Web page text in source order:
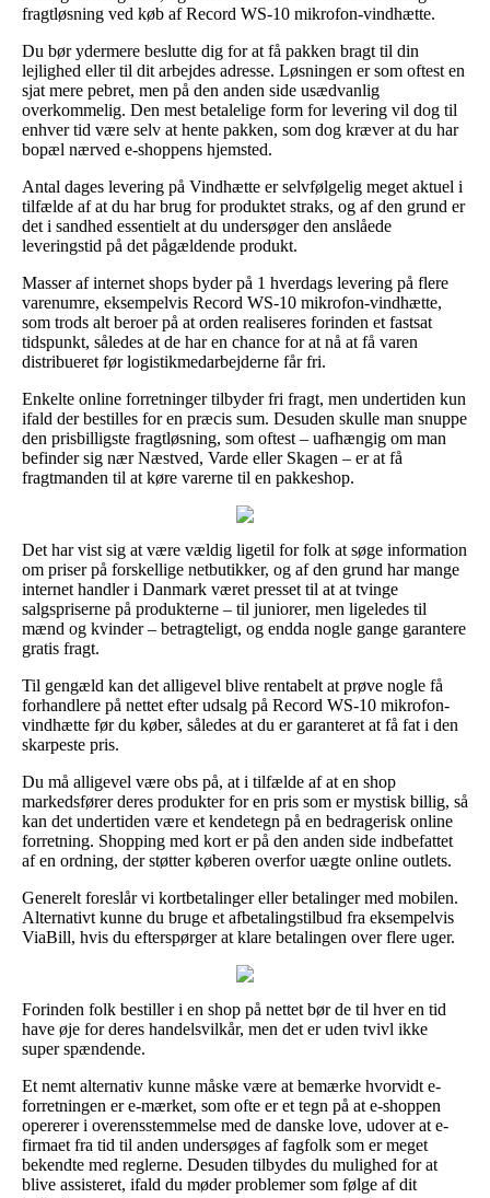
fragtløsning ved køb af Record WS-10 mikrofon-vindhætte.
Du bør ydermere beslutte dig for at få pakken bragt til din
lejlighed eller til dit arbejdes adresse. Løsningen er som oftest en
sjat mere pebret, men på den anden side usædvanlig
overkommelig. Den mest betalelige form for levering vil dog til
enhver tid være selv at hente pakken, som dog kræver at du har
bopæl nærved e-shoppens hjemsted.
Antal dages levering på Vindhætte er selvfølgelig meget aktuel i
tilfælde af at du har brug for produktet straks, og af den grund er
det i sandhed essentielt at du undersøger den anslåede
leveringstid på det pågældende produkt.
Masser af internet shops byder på 1 hverdags levering på flere
varenumre, eksempelvis Record WS-10 mikrofon-vindhætte,
som trods alt beroer på at orden realiseres forinden et fastsat
tidspunkt, således at de har en chance for at nå at få varen
distribueret før logistikmedarbejderne får fri.
Enkelte online forretninger tilbyder fri fragt, men undertiden kun
ifald der bestilles for en præcis sum. Desuden skulle man snuppe
den prisbilligste fragtløsning, som oftest – uafhængig om man
befinder sig nær Næstved, Varde eller Skagen – er at få
fragtmanden til at køre varerne til en pakkeshop.
Det har vist sig at være vældig ligetil for folk at søge information
om priser på forskellige netbutikker, og af den grund har mange
internet handler i Danmark været presset til at at tvinge
salgspriserne på produkterne – til juniorer, men ligeledes til
mænd og kvinder – betragteligt, og endda nogle gange garantere
gratis fragt.
Til gengæld kan det alligevel blive rentabelt at prøve nogle få
forhandlere på nettet efter udsalg på Record WS-10 mikrofon-
vindhætte før du køber, således at du er garanteret at få fat i den
skarpeste pris.
Du må alligevel være obs på, at i tilfælde af at en shop
markedsfører deres produkter for en pris som er mystisk billig, så
kan det undertiden være et kendetegn på en bedragerisk online
forretning. Shopping med kort er på den anden side indbefattet
af en ordning, der støtter køberen overfor uægte online outlets.
Generelt foreslår vi kortbetalinger eller betalinger med mobilen.
Alternativt kunne du bruge et afbetalingstilbud fra eksempelvis
ViaBill, hvis du efterspørger at klare betalingen over flere uger.
Forinden folk bestiller i en shop på nettet bør de til hver en tid
have øje for deres handelsvilkår, men det er uden tvivl ikke
super spændende.
Et nemt alternativ kunne måske være at bemærke hvorvidt e-
forretningen er e-mærket, som ofte er et tegn på at e-shoppen
opererer i overensstemmelse med de danske love, udover at e-
firmaet fra tid til anden undersøges af fagfolk som er meget
bekendte med reglerne. Desuden tilbydes du mulighed for at
blive assisteret, ifald du møder problemer som følge af dit